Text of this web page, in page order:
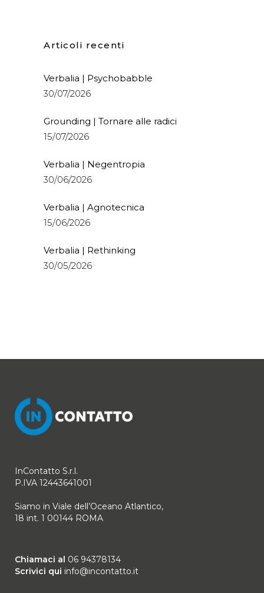
Articoli recenti
Verbalia | Psychobabble
30/07/2026
Grounding | Tornare alle radici
15/07/2026
Verbalia | Negentropia
30/06/2026
Verbalia | Agnotecnica
15/06/2026
Verbalia | Rethinking
30/05/2026
InContatto S.r.l.
P.IVA 12443641001
Siamo in Viale dell’Oceano Atlantico,
18 int. 1 00144 ROMA
Chiamaci al 06 94378134
Scrivici qui info@incontatto.it